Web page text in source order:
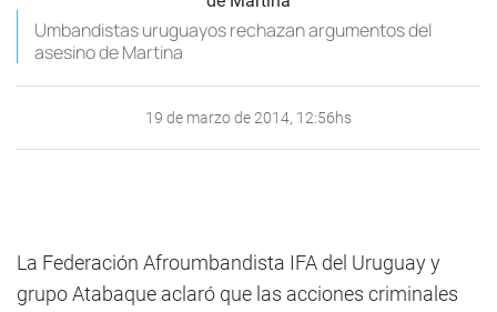
Umbandistas uruguayos rechazan argumentos del
asesino de Martina
19 de marzo de 2014, 12:56hs
La Federación Afroumbandista IFA del Uruguay y
grupo Atabaque aclaró que las acciones criminales